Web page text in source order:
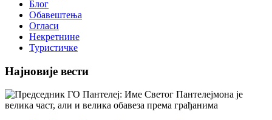
Блог
Обавештења
Огласи
Некретнине
Туристичке
Најновије вести